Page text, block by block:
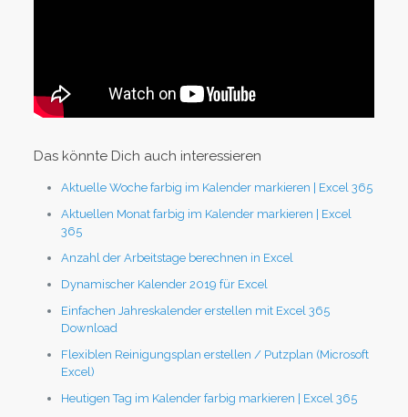
Das könnte Dich auch interessieren
Aktuelle Woche farbig im Kalender markieren | Excel 365
Aktuellen Monat farbig im Kalender markieren | Excel
365
Anzahl der Arbeitstage berechnen in Excel
Dynamischer Kalender 2019 für Excel
Einfachen Jahreskalender erstellen mit Excel 365
Download
Flexiblen Reinigungsplan erstellen / Putzplan (Microsoft
Excel)
Heutigen Tag im Kalender farbig markieren | Excel 365